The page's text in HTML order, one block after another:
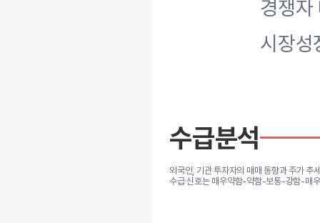
경쟁자
시장성
수급분석
외국인, 기관 투자자의 매매 동향과 주가 추
수급 신호는 매우약함-약함-보통-강함-매